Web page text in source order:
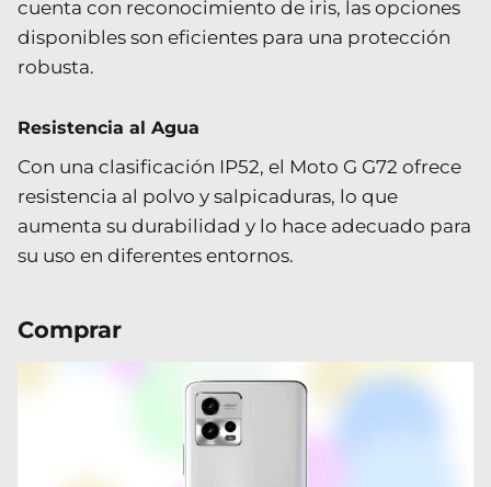
cuenta con reconocimiento de iris, las opciones
disponibles son eficientes para una protección
robusta.
Resistencia al Agua
Con una clasificación IP52, el Moto G G72 ofrece
resistencia al polvo y salpicaduras, lo que
aumenta su durabilidad y lo hace adecuado para
su uso en diferentes entornos.
Comprar